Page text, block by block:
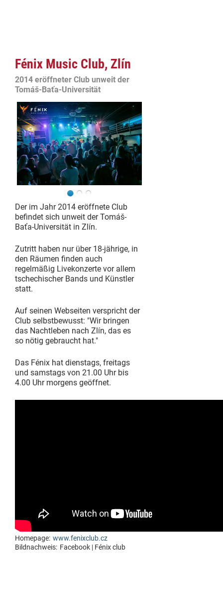
Fénix Music Club, Zlín
2014 eröffneter Club unweit der
Tomáš-Baťa-Universität
Der im Jahr 2014 eröffnete Club
befindet sich unweit der Tomáš-
Baťa-Universität in Zlín.
Zutritt haben nur über 18-jährige, in
den Räumen finden auch
regelmäßig Livekonzerte vor allem
tschechischer Bands und Künstler
statt.
Auf seinen Webseiten verspricht der
Club selbstbewusst: "Wir bringen
das Nachtleben nach Zlín, das es
so nötig gebraucht hat."
Das Fénix hat dienstags, freitags
und samstags von 21.00 Uhr bis
4.00 Uhr morgens geöffnet.
Homepage: www.fenixclub.cz
Bildnachweis: Facebook | Fénix club